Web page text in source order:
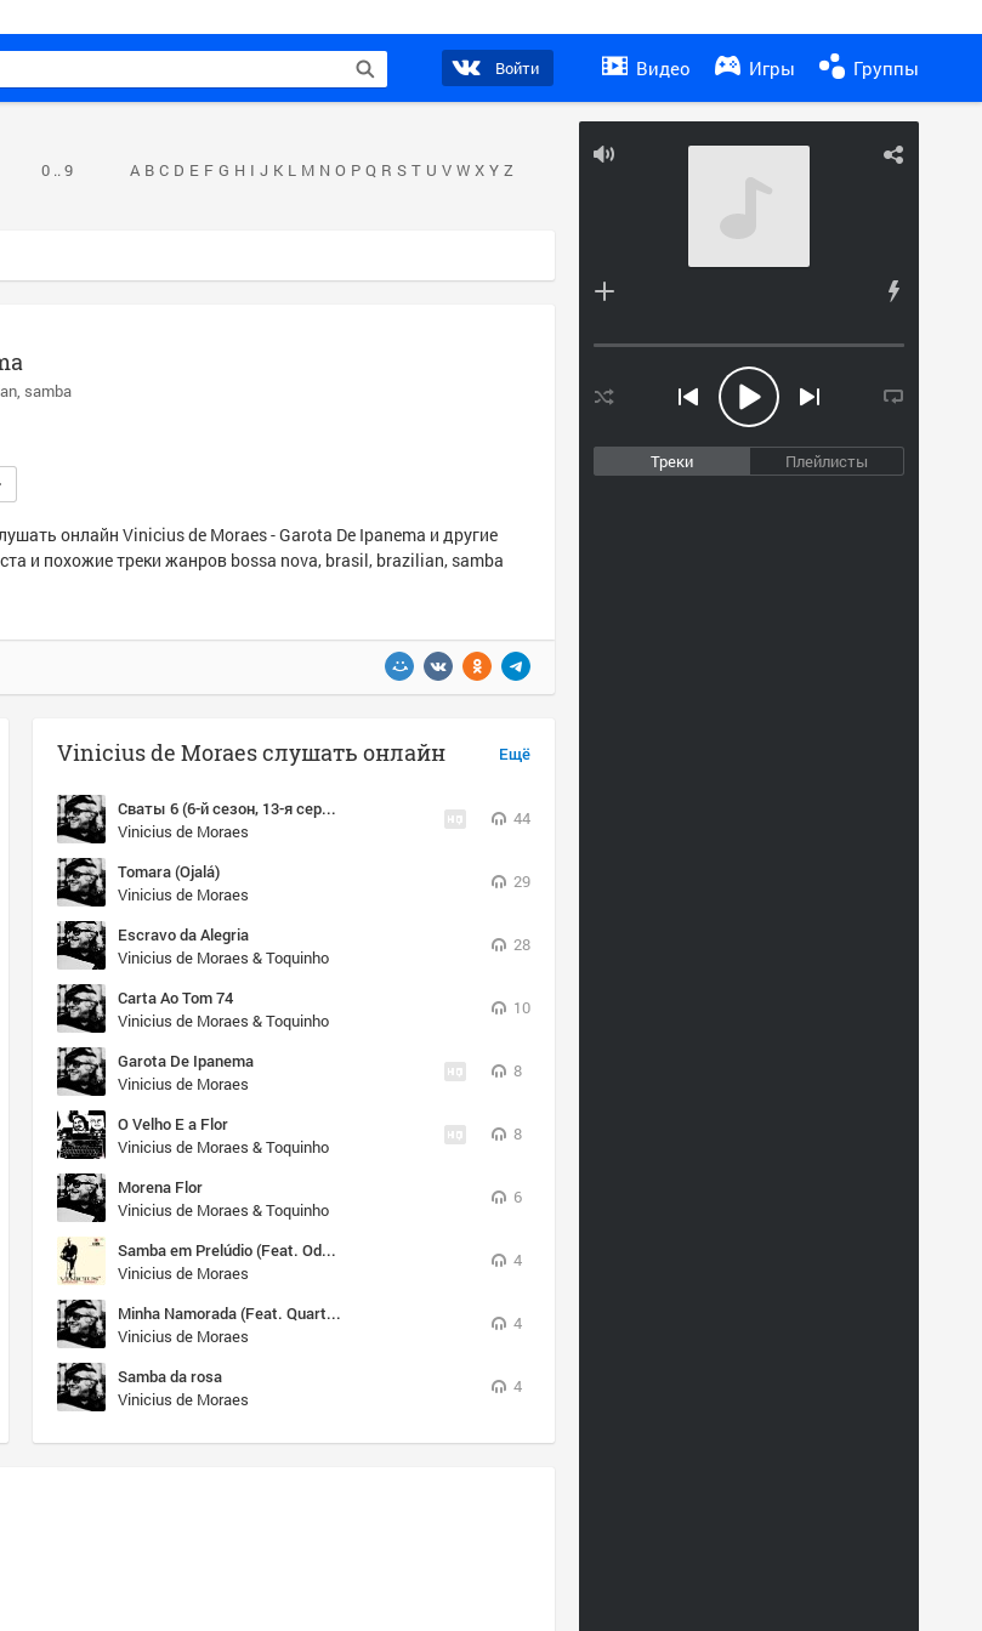
Войти Видео Игры Группы
Треки Плейлисты
0 .. 9 A B C D E F G H I J K L M N O P Q R S T U V W X Y Z
samba
онлайн Vinicius de Moraes - Garota De Ipanema и другие
и похожие треки жанров bossa nova, brasil, brazilian, samba
Ещё
Vinicius de Moraes слушать онлайн
Сваты 6 (6-й сезон, 13-я серия)
Vinicius de Moraes
44
Tomara (Ojalá)
Vinicius de Moraes
29
Escravo da Alegria
Vinicius de Moraes & Toquinho
28
Carta Ao Tom 74
Vinicius de Moraes & Toquinho
10
Garota De Ipanema
Vinicius de Moraes
8
O Velho E a Flor
Vinicius de Moraes & Toquinho
8
Morena Flor
Vinicius de Moraes & Toquinho
6
Samba em Prelúdio (Feat. Odette Lara)
Vinicius de Moraes
4
Minha Namorada (Feat. Quarteto em Cy)
Vinicius de Moraes
4
Samba da rosa
Vinicius de Moraes
4